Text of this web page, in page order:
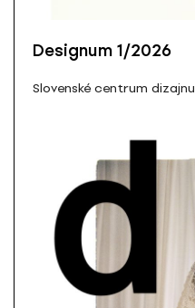
Designum 1/2026
Slovenské centrum dizajnu